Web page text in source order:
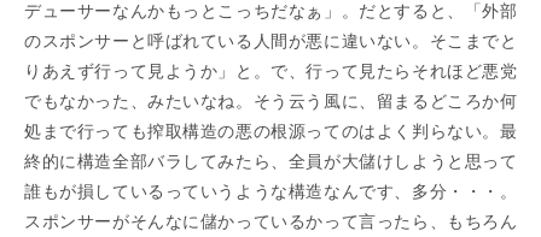
デューサーなんかもっとこっちだなぁ」。だとすると、「外部
のスポンサーと呼ばれている人間が悪に違いない。そこまでと
りあえず行って見ようか」と。で、行って見たらそれほど悪党
でもなかった、みたいなね。そう云う風に、留まるどころか何
処まで行っても搾取構造の悪の根源ってのはよく判らない。最
終的に構造全部バラしてみたら、全員が大儲けしようと思って
誰もが損しているっていうような構造なんです、多分・・・。
スポンサーがそんなに儲かっているかって言ったら、もちろん